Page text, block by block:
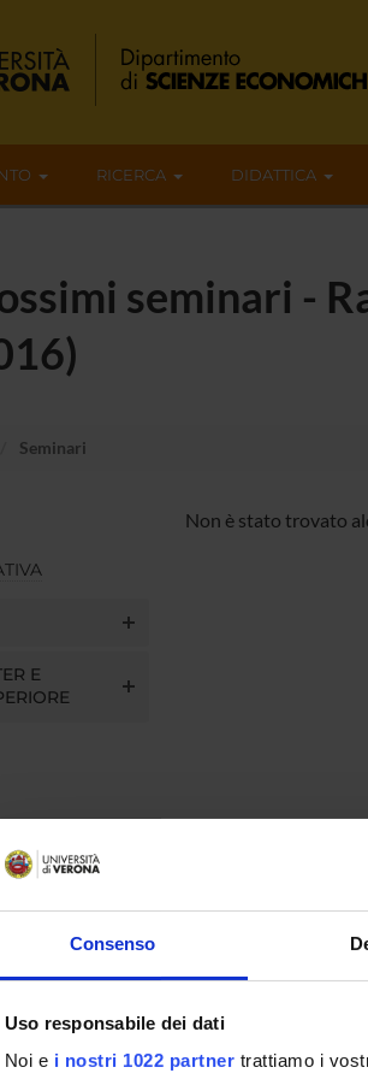
Consenso
Uso responsabile dei dati
Noi e i nostri 1022 partner trattiamo i
RICERCA DIDATTICA
seminari -
Seminari
E
Non è stato trovato